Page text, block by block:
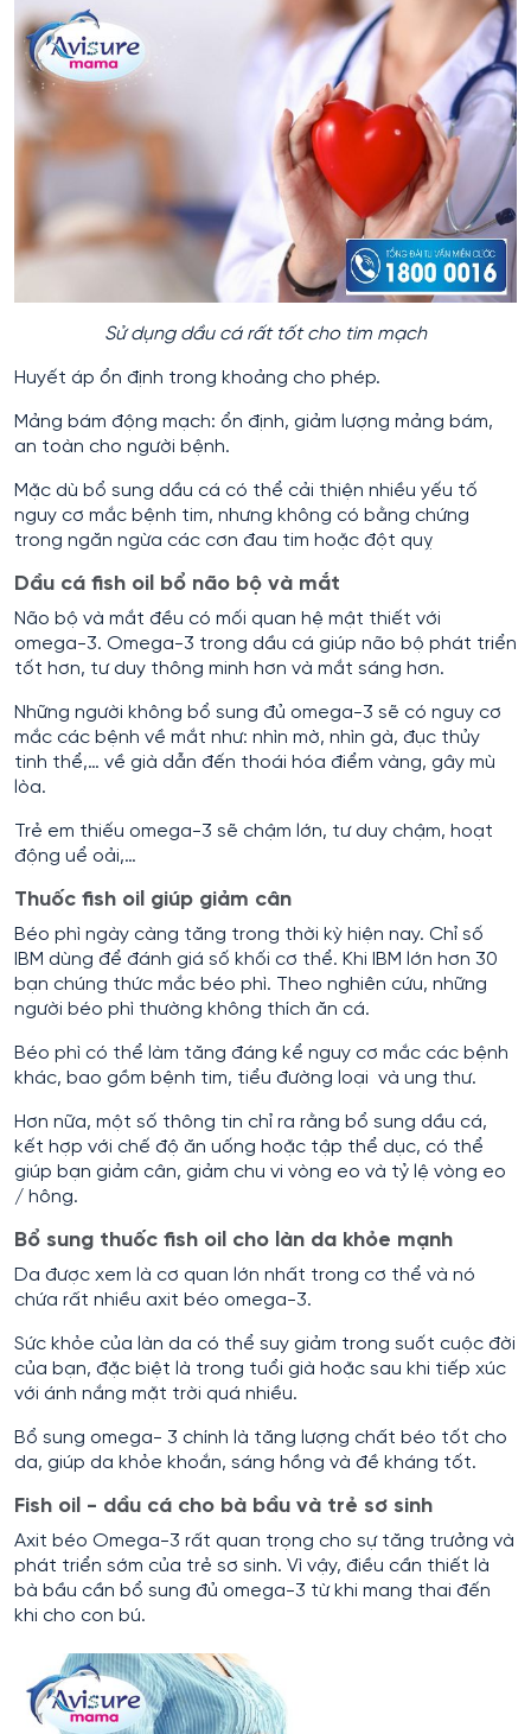
Sử dụng dầu cá rất tốt cho tim mạch
Huyết áp ổn định trong khoảng cho phép.
Mảng bám động mạch: ổn định, giảm lượng mảng bám,
an toàn cho người bệnh.
Mặc dù bổ sung dầu cá có thể cải thiện nhiều yếu tố
nguy cơ mắc bệnh tim, nhưng không có bằng chứng
trong ngăn ngừa các cơn đau tim hoặc đột quỵ
Dầu cá fish oil bổ não bộ và mắt
Não bộ và mắt đều có mối quan hệ mật thiết với
omega-3. Omega-3 trong dầu cá giúp não bộ phát triển
tốt hơn, tư duy thông minh hơn và mắt sáng hơn.
Những người không bổ sung đủ omega-3 sẽ có nguy cơ
mắc các bệnh về mắt như: nhìn mờ, nhìn gà, đục thủy
tinh thể,… về già dẫn đến thoái hóa điểm vàng, gây mù
lòa.
Trẻ em thiếu omega-3 sẽ chậm lớn, tư duy chậm, hoạt
động uể oải,…
Thuốc fish oil giúp giảm cân
Béo phì ngày càng tăng trong thời kỳ hiện nay. Chỉ số
IBM dùng để đánh giá số khối cơ thể. Khi IBM lớn hơn 30
bạn chúng thức mắc béo phì. Theo nghiên cứu, những
người béo phì thường không thích ăn cá.
Béo phì có thể làm tăng đáng kể nguy cơ mắc các bệnh
khác, bao gồm bệnh tim, tiểu đường loại và ung thư.
Hơn nữa, một số thông tin chỉ ra rằng bổ sung dầu cá,
kết hợp với chế độ ăn uống hoặc tập thể dục, có thể
giúp bạn giảm cân, giảm chu vi vòng eo và tỷ lệ vòng eo
/ hông.
Bổ sung thuốc fish oil cho làn da khỏe mạnh
Da được xem là cơ quan lớn nhất trong cơ thể và nó
chứa rất nhiều axit béo omega-3.
Sức khỏe của làn da có thể suy giảm trong suốt cuộc đời
của bạn, đặc biệt là trong tuổi già hoặc sau khi tiếp xúc
với ánh nắng mặt trời quá nhiều.
Bổ sung omega- 3 chính là tăng lượng chất béo tốt cho
da, giúp da khỏe khoắn, sáng hồng và đề kháng tốt.
Fish oil - dầu cá cho bà bầu và trẻ sơ sinh
Axit béo Omega-3 rất quan trọng cho sự tăng trưởng và
phát triển sớm của trẻ sơ sinh. Vì vậy, điều cần thiết là
bà bầu cần bổ sung đủ omega-3 từ khi mang thai đến
khi cho con bú.